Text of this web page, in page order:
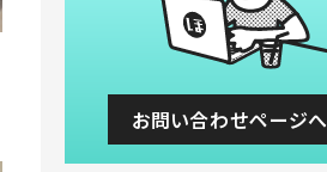
お問い合わせページへ